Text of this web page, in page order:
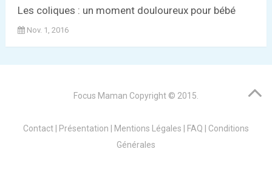
Les coliques : un moment douloureux pour bébé
Nov. 1, 2016
Focus Maman Copyright © 2015.
Contact Présentation Mentions Légales FAQ
Conditions
Générales